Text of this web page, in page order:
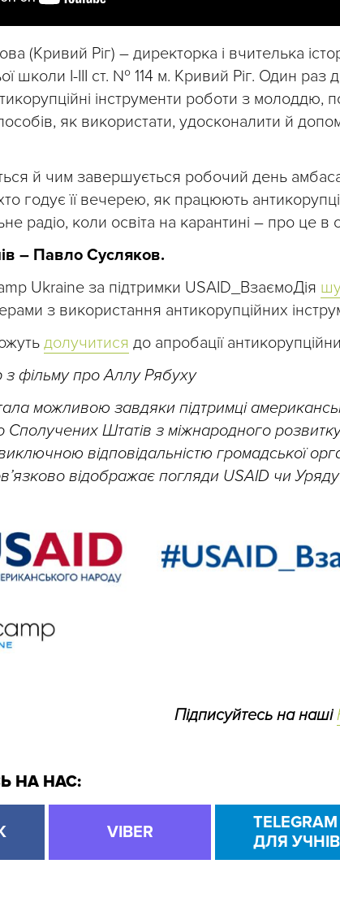
(Кривий Ріг) – директорка і вчителька
школи І-ІІІ ст. № 114 м. Кривий Ріг. Один раз
інструменти роботи з молоддю,
як використати, удосконалити й
й чим завершується робочий день
годує її вечерею, як працюють
радіо, коли освіта на карантині – про це в
– Павло Сусляков.
Ukraine за підтримки USAID_ВзаємоДія
з використання антикорупційних
долучитися до апробації
з фільму про Аллу Рябуху
можливою завдяки підтримці
Сполучених Штатів з міжнародного розвитку
виключною відповідальністю громадської
відображає погляди USAID чи
Підписуйтесь на наші
НА НАС:
VIBER
TELEGRAM
ДЛЯ УЧНІВ